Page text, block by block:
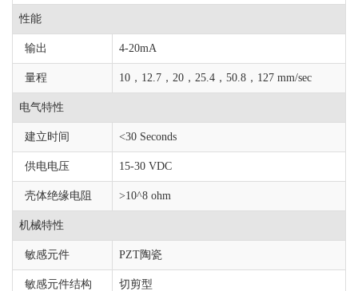
性能
输出 4-20mA
量程 10，12.7，20，25.4，50.8，127 mm/sec
电气特性
建立时间 <30 Seconds
供电电压 15-30 VDC
壳体绝缘电阻 >10^8 ohm
机械特性
敏感元件 PZT陶瓷
敏感元件结构 切剪型